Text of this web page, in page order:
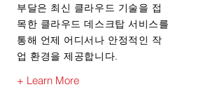
부달은 최신 클라우드 기술을 접
목한 클라우드 데스크탑 서비스를
통해 언제 어디서나 안정적인 작
업 환경을 제공합니다.
+ Learn More